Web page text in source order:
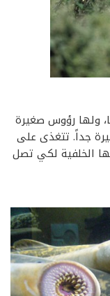
ولها رؤوس صغيرة
جداً. تتغذى على
الخلفية لكي تصل